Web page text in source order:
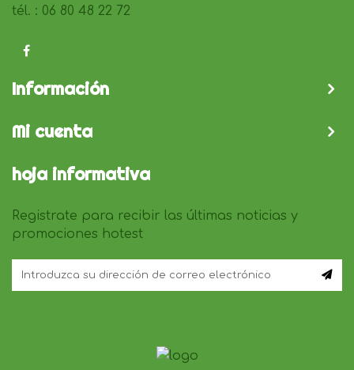
tél. : 06 80 48 22 72
Información
Mi cuenta
hoja informativa
Registrate para recibir las últimas noticias y
promociones hotest